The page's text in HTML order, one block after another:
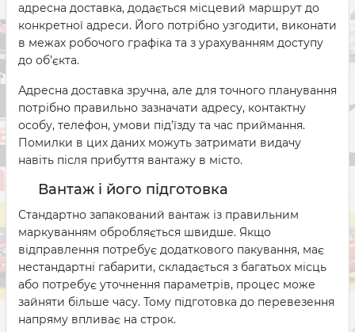
адресна доставка, додається місцевий маршрут до
конкретної адреси. Його потрібно узгодити, виконати
в межах робочого графіка та з урахуванням доступу
до об’єкта.
Адресна доставка зручна, але для точного планування
потрібно правильно зазначати адресу, контактну
особу, телефон, умови під’їзду та час приймання.
Помилки в цих даних можуть затримати видачу
навіть після прибуття вантажу в місто.
Вантаж і його підготовка
Стандартно запакований вантаж із правильним
маркуванням обробляється швидше. Якщо
відправлення потребує додаткового пакування, має
нестандартні габарити, складається з багатьох місць
або потребує уточнення параметрів, процес може
зайняти більше часу. Тому підготовка до перевезення
напряму впливає на строк.